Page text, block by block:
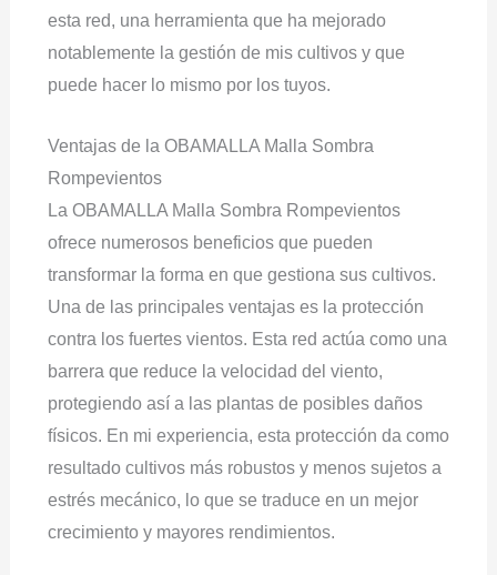
esta red, una herramienta que ha mejorado
notablemente la gestión de mis cultivos y que
puede hacer lo mismo por los tuyos.
Ventajas de la OBAMALLA Malla Sombra
Rompevientos
La OBAMALLA Malla Sombra Rompevientos
ofrece numerosos beneficios que pueden
transformar la forma en que gestiona sus cultivos.
Una de las principales ventajas es la protección
contra los fuertes vientos. Esta red actúa como una
barrera que reduce la velocidad del viento,
protegiendo así a las plantas de posibles daños
físicos. En mi experiencia, esta protección da como
resultado cultivos más robustos y menos sujetos a
estrés mecánico, lo que se traduce en un mejor
crecimiento y mayores rendimientos.